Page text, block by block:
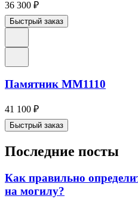
36 300 ₽
Быстрый заказ
Памятник ММ1110
41 100 ₽
Быстрый заказ
Последние посты
Как правильно
на могилу?